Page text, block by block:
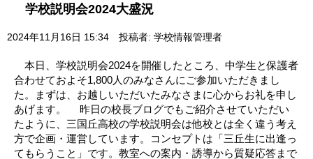
学校説明会2024大盛況
2024年11月16日 15:34 投稿者: 学校情報管理者
本日、学校説明会2024を開催したところ、中学生と保護者
合わせておよそ1,800人のみなさんにご参加いただきまし
た。まずは、お越しいただいたみなさまに心からお礼を申し
あげます。 昨日の校長ブログでもご紹介させていただい
たように、三国丘高校の学校説明会は他校とは全く違う考え
方で企画・運営しています。コンセプトは「三丘生に出逢っ
てもらうこと」です。教室への案内・誘導から質疑応答まで